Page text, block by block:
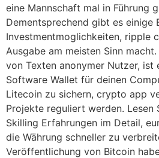
eine Mannschaft mal in Führung
Dementsprechend gibt es einige
Investmentmoglichkeiten, ripple
Ausgabe am meisten Sinn
von Texten anonymer Nutzer, ist
Software Wallet für deinen
Litecoin zu sichern, crypto app
Projekte reguliert werden. Lesen
Skilling Erfahrungen im Detail,
die Währung schneller zu
Veröffentlichung von Bitcoin